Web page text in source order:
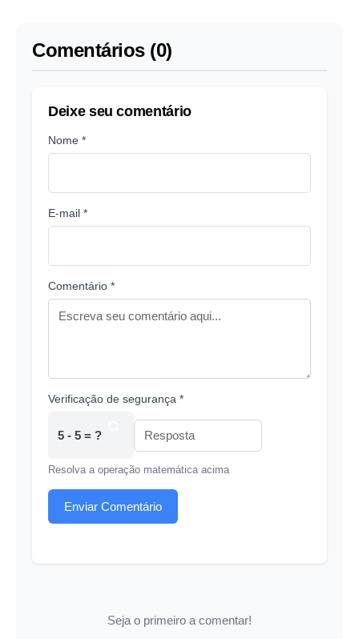
Comentários (0)
Deixe seu comentário
Nome *
E-mail *
Comentário *
Verificação de segurança *
5 - 5 = ?
Resolva a operação matemática acima
Enviar Comentário
Seja o primeiro a comentar!